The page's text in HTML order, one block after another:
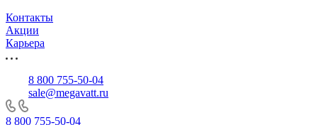
Контакты
Акции
Карьера
8 800 755-50-04
sale@megavatt.ru
8 800 755-50-04